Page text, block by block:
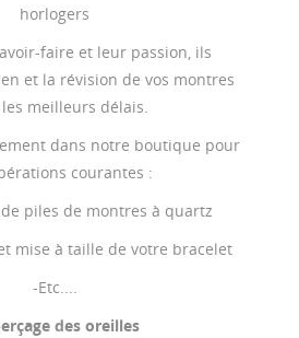
horlogers
faire et leur passion, ils
et la révision de vos montres
meilleurs délais.
dans notre boutique pour
courantes :
piles de montres à quartz
mise à taille de votre bracelet
-Etc....
des oreilles